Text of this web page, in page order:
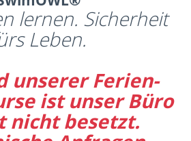
lernen. Sicherheit
Leben.
unserer Ferien-
ist unser Büro
nicht besetzt.